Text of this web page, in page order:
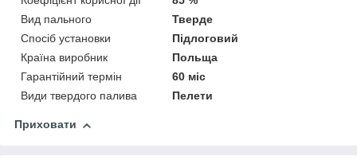
Вид пального
Тверде
Спосіб установки
Підлоговий
Країна виробник
Польща
Гарантійний термін
60 міс
Види твердого палива
Пелети
Приховати